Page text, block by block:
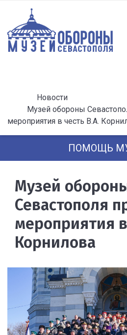
Новости
Музей обороны
мероприятия в честь В.А.
ПОМОЩЬ
Музей
Севастополя
мероприятия
Корнилова